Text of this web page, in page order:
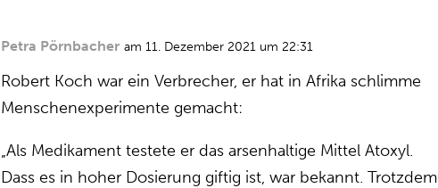
Petra Pörnbacher am 11. Dezember 2021 um 22:31
Robert Koch war ein Verbrecher, er hat in Afrika schlimme
Menschenexperimente gemacht:
„Als Medikament testete er das arsenhaltige Mittel Atoxyl.
Dass es in hoher Dosierung giftig ist, war bekannt. Trotzdem